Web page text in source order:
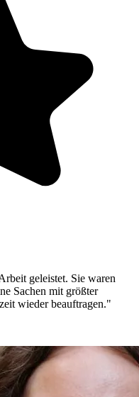
geleistet. Sie waren
Sachen mit größter
wieder beauftragen."